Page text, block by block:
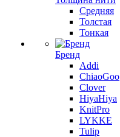
Средняя
Толстая
Тонкая
Бренд
Addi
ChiaoGoo
Clover
HiyaHiya
KnitPro
LYKKE
Tulip